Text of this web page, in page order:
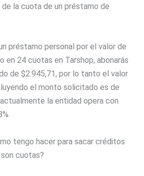
la cuota de un préstamo de
préstamo personal por el valor de
en 24 cuotas en Tarshop, abonarás
de $2.945,71, por lo tanto el valor
el monto solicitado es de
la entidad opera con
tengo hacer para sacar créditos
cuotas?